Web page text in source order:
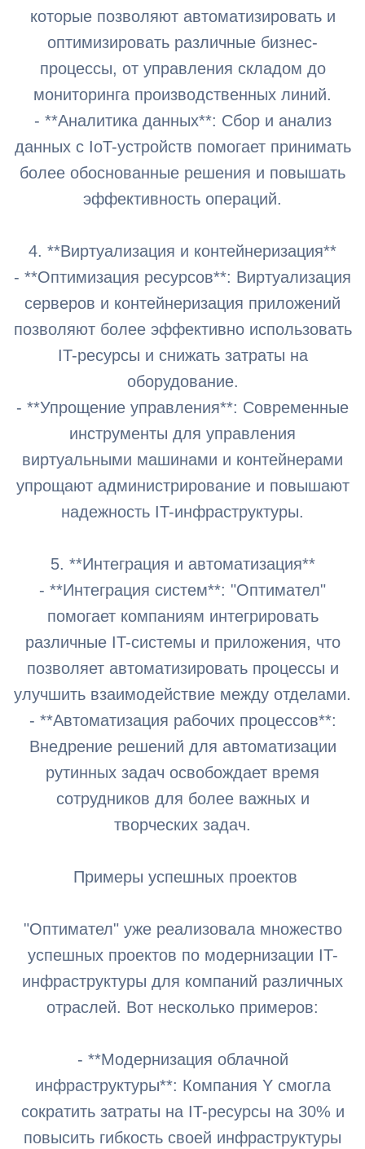
которые позволяют автоматизировать и
оптимизировать различные бизнес-
процессы, от управления складом до
мониторинга производственных линий.
- **Аналитика данных**: Сбор и анализ
данных с IoT-устройств помогает принимать
более обоснованные решения и повышать
эффективность операций.
4. **Виртуализация и контейнеризация**
- **Оптимизация ресурсов**: Виртуализация
серверов и контейнеризация приложений
позволяют более эффективно использовать
IT-ресурсы и снижать затраты на
оборудование.
- **Упрощение управления**: Современные
инструменты для управления
виртуальными машинами и контейнерами
упрощают администрирование и повышают
надежность IT-инфраструктуры.
5. **Интеграция и автоматизация**
- **Интеграция систем**: "Оптимател"
помогает компаниям интегрировать
различные IT-системы и приложения, что
позволяет автоматизировать процессы и
улучшить взаимодействие между отделами.
- **Автоматизация рабочих процессов**:
Внедрение решений для автоматизации
рутинных задач освобождает время
сотрудников для более важных и
творческих задач.
Примеры успешных проектов
"Оптимател" уже реализовала множество
успешных проектов по модернизации IT-
инфраструктуры для компаний различных
отраслей. Вот несколько примеров:
- **Модернизация облачной
инфраструктуры**: Компания Y смогла
сократить затраты на IT-ресурсы на 30% и
повысить гибкость своей инфраструктуры